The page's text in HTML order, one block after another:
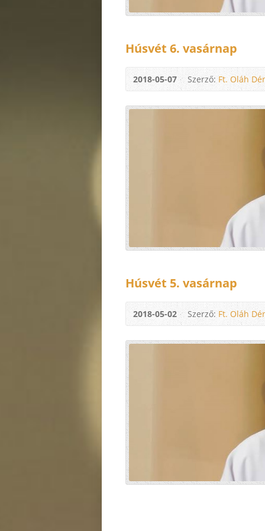
Húsvét 6. vasárnap
2018-05-07 Szerző:Ft. Oláh
Húsvét 5. vasárnap
2018-05-02 Szerző:Ft. Oláh